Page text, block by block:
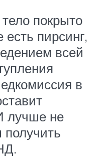
покрыто
пирсинг,
всей
в
лучше не
получить